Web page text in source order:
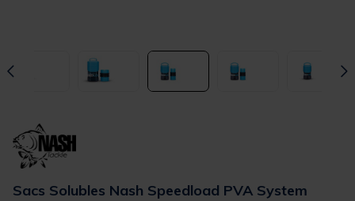
Sacs Solubles Nash Speedload PVA System